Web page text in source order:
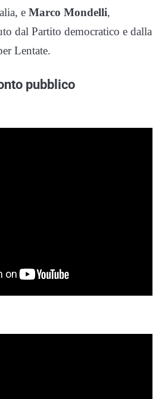
e Marco Mondelli,
dal Partito democratico e dalla
Lentate.
pubblico